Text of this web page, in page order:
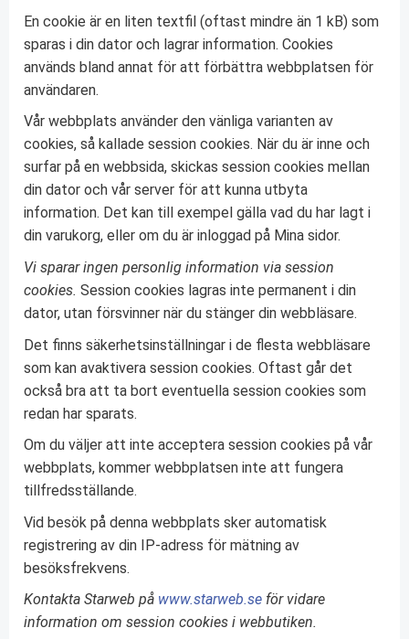
En cookie är en liten textfil (oftast mindre än 1 kB) som
sparas i din dator och lagrar information. Cookies
används bland annat för att förbättra webbplatsen för
användaren.
Vår webbplats använder den vänliga varianten av
cookies, så kallade session cookies. När du är inne och
surfar på en webbsida, skickas session cookies mellan
din dator och vår server för att kunna utbyta
information. Det kan till exempel gälla vad du har lagt i
din varukorg, eller om du är inloggad på Mina sidor.
Vi sparar ingen personlig information via session
cookies. Session cookies lagras inte permanent i din
dator, utan försvinner när du stänger din webbläsare.
Det finns säkerhetsinställningar i de flesta webbläsare
som kan avaktivera session cookies. Oftast går det
också bra att ta bort eventuella session cookies som
redan har sparats.
Om du väljer att inte acceptera session cookies på vår
webbplats, kommer webbplatsen inte att fungera
tillfredsställande.
Vid besök på denna webbplats sker automatisk
registrering av din IP-adress för mätning av
besöksfrekvens.
Kontakta Starweb på www.starweb.se för vidare
information om session cookies i webbutiken.